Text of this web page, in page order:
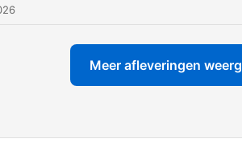
Meer afleveringen